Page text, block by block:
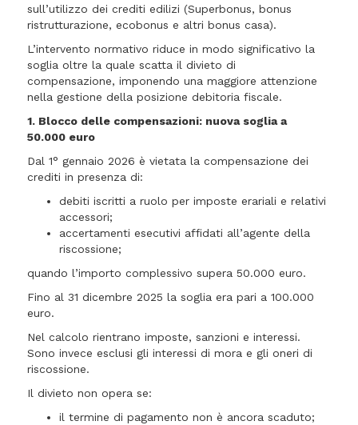
sull’utilizzo dei crediti edilizi (Superbonus, bonus
ristrutturazione, ecobonus e altri bonus casa).
L’intervento normativo riduce in modo significativo la
soglia oltre la quale scatta il divieto di
compensazione, imponendo una maggiore attenzione
nella gestione della posizione debitoria fiscale.
1. Blocco delle compensazioni: nuova soglia a
50.000 euro
Dal 1° gennaio 2026 è vietata la compensazione dei
crediti in presenza di:
debiti iscritti a ruolo per imposte erariali e relativi
accessori;
accertamenti esecutivi affidati all’agente della
riscossione;
quando l’importo complessivo supera 50.000 euro.
Fino al 31 dicembre 2025 la soglia era pari a 100.000
euro.
Nel calcolo rientrano imposte, sanzioni e interessi.
Sono invece esclusi gli interessi di mora e gli oneri di
riscossione.
Il divieto non opera se:
il termine di pagamento non è ancora scaduto;